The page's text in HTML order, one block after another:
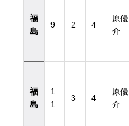
福
島
9 2 4
原優
介
福
島
1
1
3 4
原優
介